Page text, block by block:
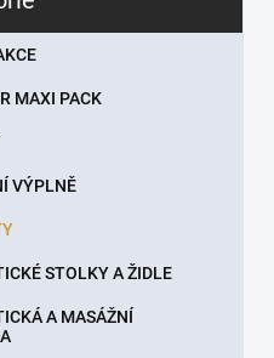
MAXI PACK
VÝPLNĚ
STOLKY A ŽIDLE
A MASÁŽNÍ